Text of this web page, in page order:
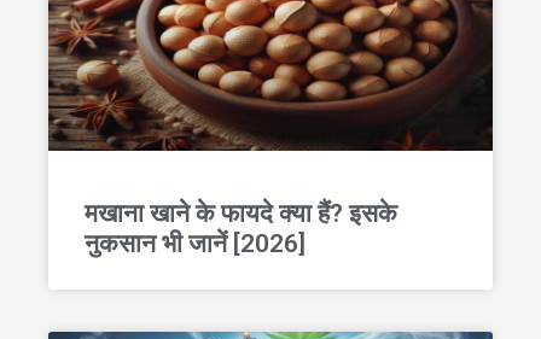
मखाना खाने के फायदे क्या हैं? इसके
नुकसान भी जानें [2026]